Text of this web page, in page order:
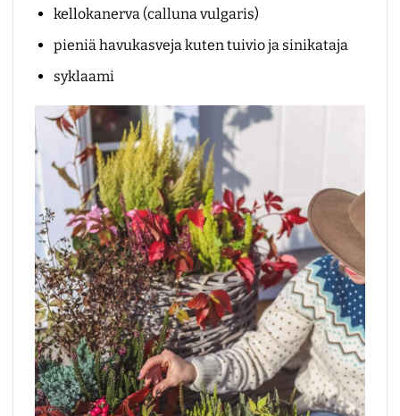
kellokanerva (calluna vulgaris)
pieniä havukasveja kuten tuivio ja sinikataja
syklaami